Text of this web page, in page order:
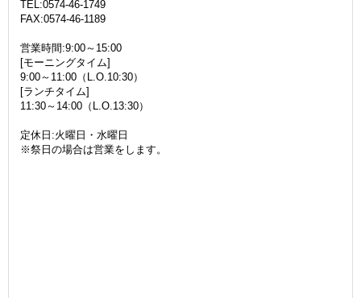
TEL:0574-46-1749
FAX:0574-46-1189
営業時間:9:00～15:00
[モーニングタイム]
9:00～11:00（L.O.10:30）
[ランチタイム]
11:30～14:00（L.O.13:30）
定休日:火曜日・水曜日
※祭日の場合は営業をします。